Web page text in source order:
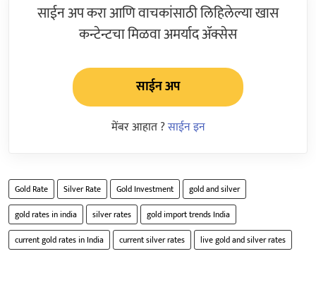
साईन अप करा आणि वाचकांसाठी लिहिलेल्या खास
कन्टेन्टचा मिळवा अमर्याद ॲक्सेस
साईन अप
मेंबर आहात ?साईन इन
Gold Rate Silver Rate Gold Investment
gold and silver
gold rates in india
silver rates
gold import trends India
current gold rates in India
current silver rates live gold and silver rates